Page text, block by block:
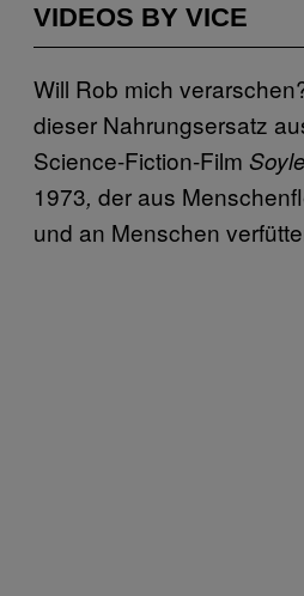
VIDEOS BY VICE
Will Rob mich
dieser Nahrungsersatz
Science-Fiction-Film
1973, der aus
und an Menschen